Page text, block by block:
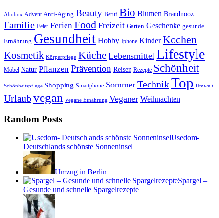
Abobox Advent Anti-Aging Beauty Beruf Bio Blumen Brandnooz
Familie Feier Ferien Food Freizeit Garten Geschenke gesunde
Ernährung Gesundheit Hobby Iphone Kinder Kochen
Kosmetik Körperpflege Küche Lebensmittel Lifestyle
Möbel Natur Pflanzen Prävention Reisen Rezepte Schönheit
Schönheitspflege Shopping Smartphone Sommer TechnikTop Umwelt
Urlaubvegan Vegane Ernährung Veganer Weihnachten
Random Posts
Usedom-
Deutschlands schönste Sonneninsel
Umzug in Berlin
Spargel –
Gesunde und schnelle Spargelrezepte